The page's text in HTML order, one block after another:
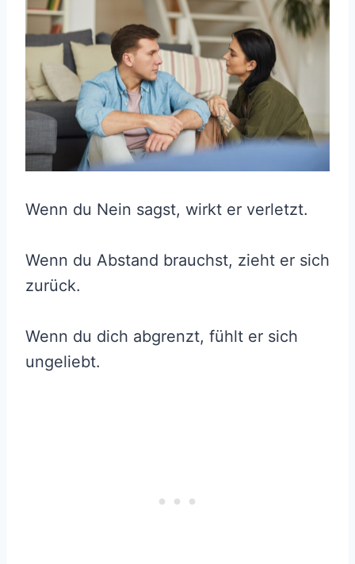
Wenn du Nein sagst, wirkt er verletzt.
Wenn du Abstand brauchst, zieht er sich
zurück.
Wenn du dich abgrenzt, fühlt er sich
ungeliebt.